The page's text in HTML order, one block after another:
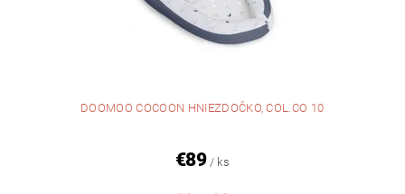
DOOMOO COCOON HNIEZDOČKO, COL.CO 10
€89 / ks